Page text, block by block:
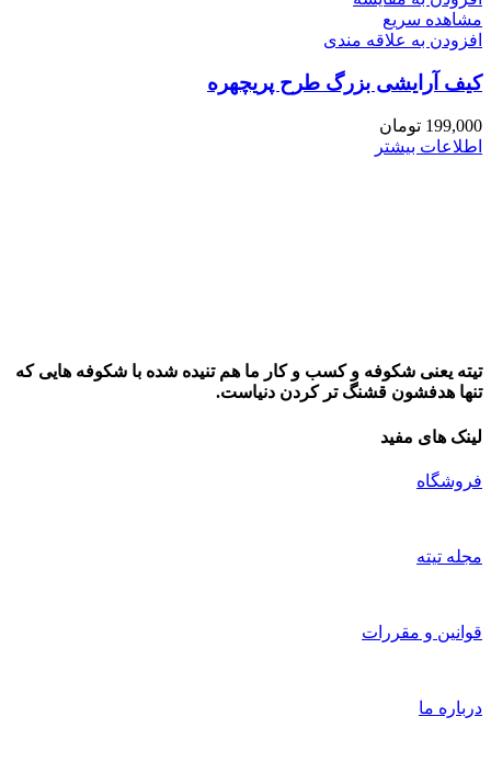
مشاهده سریع
افزودن به علاقه مندی
کیف آرایشی بزرگ طرح پریچهره
199,000 تومان
اطلاعات بیشتر
تیته یعنی شکوفه و کسب و کار ما هم تنیده شده با شکوفه هایی که
تنها هدفشون قشنگ تر کردن دنیاست.
لینک های مفید
فروشگاه
مجله تیته
قوانین و مقررات
درباره ما